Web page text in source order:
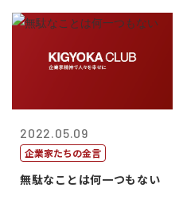
2022.05.09
企業家たちの金言
無駄なことは何一つもない